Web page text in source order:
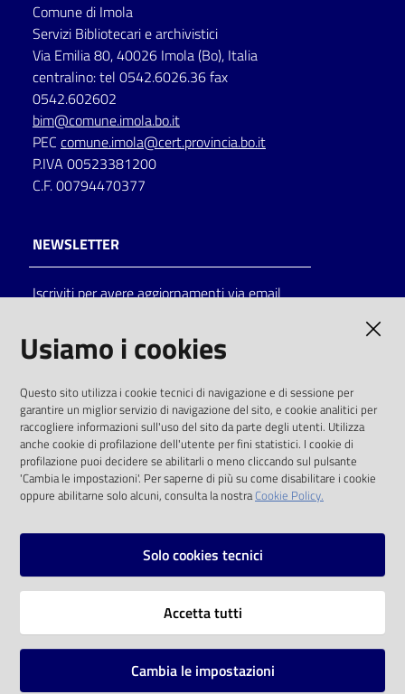
Seguici
su
on line
Eventi
Chiedi al
bibliotecario
Avvisi
Comune di Imola
Servizi Bibliotecari e archivistici
Via Emilia 80, 40026 Imola (Bo), Italia
centralino: tel 0542.6026.36 fax
0542.602602
bim@comune.imola.bo.it
PEC comune.imola@cert.provincia.bo.it
P.IVA 00523381200
C.F. 00794470377
NEWSLETTER
Iscriviti per avere aggiornamenti via email
solo alle condizioni previste dalla direttiva
comunitaria 2003/98/CE e dal d.lgs. 36/2006
SOCIAL
Instagram
Vai alla pagina
Usiamo i cookies
Questo sito utilizza i cookie tecnici di navigazione e di sessione per
garantire un miglior servizio di navigazione del sito, e cookie analitici per
raccogliere informazioni sull'uso del sito da parte degli utenti. Utilizza
anche cookie di profilazione dell'utente per fini statistici. I cookie di
profilazione puoi decidere se abilitarli o meno cliccando sul pulsante
'Cambia le impostazioni'. Per saperne di più su come disabilitare i cookie
oppure abilitarne solo alcuni, consulta la nostraCookie Policy.
Solo cookies tecnici
Accetta tutti
Cambia le impostazioni